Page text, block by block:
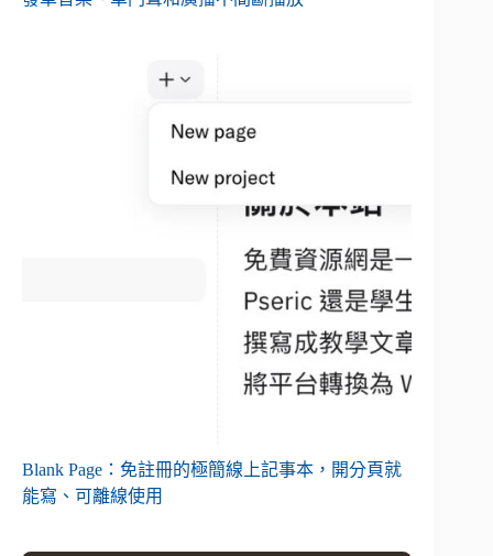
Blank Page：免註冊的極簡線上記事本，開分頁就
能寫、可離線使用